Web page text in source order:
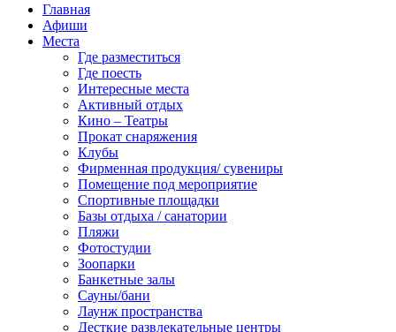
Главная
Афиши
Места
Где разместиться
Где поесть
Интересные места
Активный отдых
Кино – Театры
Прокат снаряжения
Клубы
Фирменная продукция/ сувениры
Помещение под мероприятие
Спортивные площадки
Базы отдыха / санатории
Пляжи
Фотостудии
Зоопарки
Банкетные залы
Сауны/бани
Лаунж пространства
Десткие развлекательные центры